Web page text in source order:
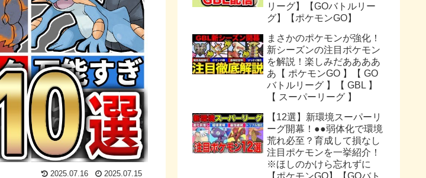
2025.07.16 2025.07.15
リーグ】【GOバトルリー
グ】【ポケモンGO】
まさかのポケモンが強化！
新シーズンの注目ポケモン
を解説！楽しみだああああ
あ【 ポケモンGO 】【 GO
バトルリーグ 】【 GBL 】
【 スーパーリーグ 】
【12選】新環境スーパーリ
ーグ開幕！●●弱体化で環境
荒れ必至？育成して損なし
注目ポケモンを一挙紹介！
※ほしのかけら忘れずに
【ポケモンGO】【GOバト